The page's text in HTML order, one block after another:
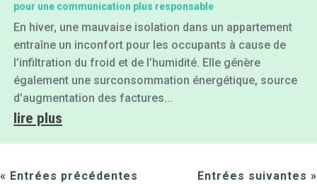
pour une communication plus responsable
En hiver, une mauvaise isolation dans un appartement
entraîne un inconfort pour les occupants à cause de
l’infiltration du froid et de l’humidité. Elle génère
également une surconsommation énergétique, source
d’augmentation des factures...
lire plus
« Entrées précédentes Entrées suivantes »